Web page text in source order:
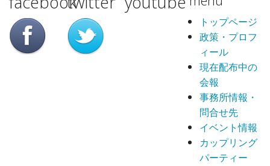
トップページ
政策・プロフ
ィール
現在配布中の
会報
事務所情報・
問合せ先
イベント情報
カップリング
パーティー